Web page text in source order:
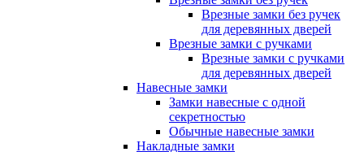
Врезные замки без ручек
для деревянных дверей
Врезные замки с ручками
Врезные замки с ручками
для деревянных дверей
Навесные замки
Замки навесные с одной
секретностью
Обычные навесные замки
Накладные замки